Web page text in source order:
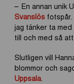
– En annan unik
Svanslösfotspår.
jag tänker ta
till och med så
Slutligen vill
blommor och
Uppsala.